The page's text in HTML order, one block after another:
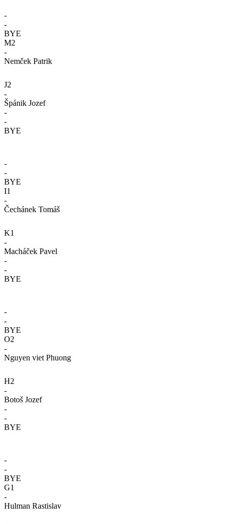
-
-
BYE
M2
-
Nemček Patrik
J2
-
Špánik Jozef
-
-
BYE
-
-
BYE
I1
-
Čechánek Tomáš
K1
-
Macháček Pavel
-
-
BYE
-
-
BYE
O2
-
Nguyen viet Phuong
H2
-
Botoš Jozef
-
-
BYE
-
-
BYE
G1
-
Hulman Rastislav